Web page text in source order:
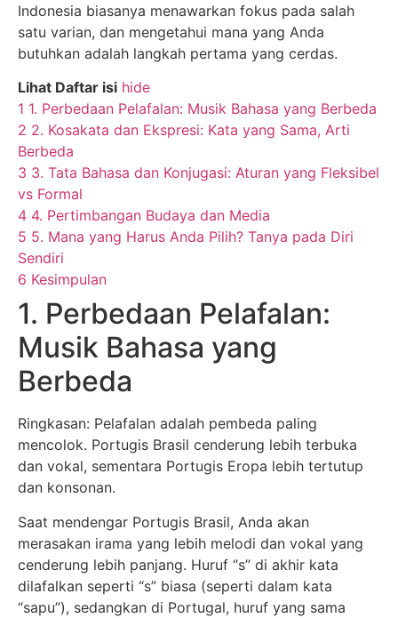
Indonesia biasanya menawarkan fokus pada salah
satu varian, dan mengetahui mana yang Anda
butuhkan adalah langkah pertama yang cerdas.
Lihat Daftar isi hide
1 1. Perbedaan Pelafalan: Musik Bahasa yang Berbeda
2 2. Kosakata dan Ekspresi: Kata yang Sama, Arti
Berbeda
3 3. Tata Bahasa dan Konjugasi: Aturan yang Fleksibel
vs Formal
4 4. Pertimbangan Budaya dan Media
5 5. Mana yang Harus Anda Pilih? Tanya pada Diri
Sendiri
6 Kesimpulan
1. Perbedaan Pelafalan:
Musik Bahasa yang
Berbeda
Ringkasan: Pelafalan adalah pembeda paling
mencolok. Portugis Brasil cenderung lebih terbuka
dan vokal, sementara Portugis Eropa lebih tertutup
dan konsonan.
Saat mendengar Portugis Brasil, Anda akan
merasakan irama yang lebih melodi dan vokal yang
cenderung lebih panjang. Huruf “s” di akhir kata
dilafalkan seperti “s” biasa (seperti dalam kata
“sapu”), sedangkan di Portugal, huruf yang sama